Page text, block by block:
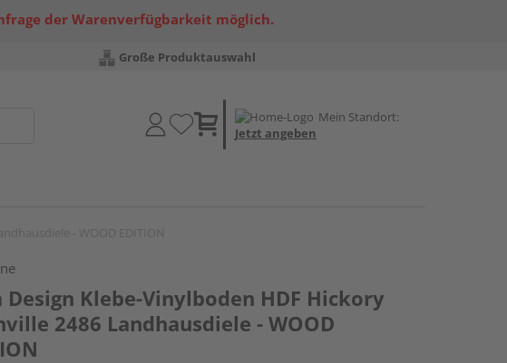
der Warenverfügbarkeit möglich.
Große Produktauswahl
Mein Standort:
Jetzt angeben
Design Klebe-Vinylboden HDF Hickory
2486 Landhausdiele - WOOD